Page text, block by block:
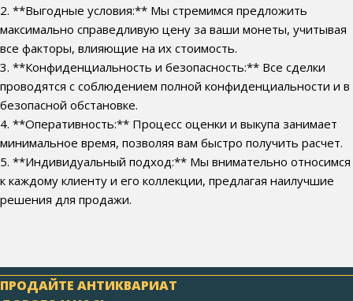
2. **Выгодные условия:** Мы стремимся предложить
максимально справедливую цену за ваши монеты, учитывая
все факторы, влияющие на их стоимость.
3. **Конфиденциальность и безопасность:** Все сделки
проводятся с соблюдением полной конфиденциальности и в
безопасной обстановке.
4. **Оперативность:** Процесс оценки и выкупа занимает
минимальное время, позволяя вам быстро получить расчет.
5. **Индивидуальный подход:** Мы внимательно относимся
к каждому клиенту и его коллекции, предлагая наилучшие
решения для продажи.
ПРОДАЙТЕ АНТИКВАРИАТ